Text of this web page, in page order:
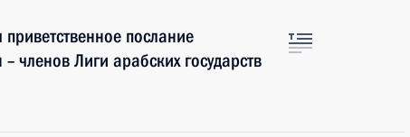
послание
членов Лиги арабских государств